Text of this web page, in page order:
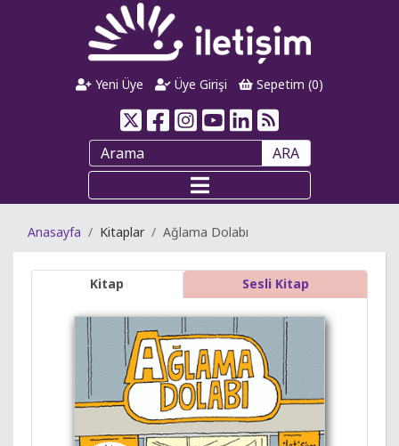
Yeni Üye Üye Girişi Sepetim (0)
ARA
Anasayfa Kitaplar Ağlama Dolabı
Kitap Sesli Kitap